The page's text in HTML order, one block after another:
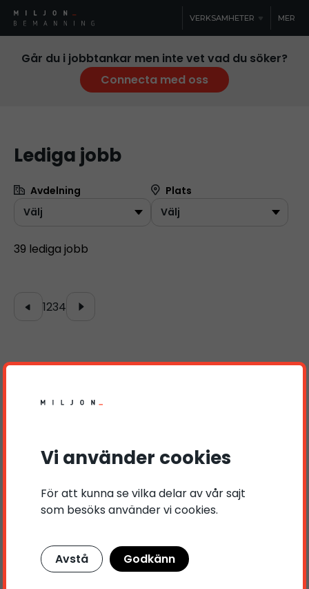
VERKSAMHETER MER
Går du i jobbtankar men inte vet vad du söker?
Connecta med oss
Lediga jobb
Avdelning Plats
39 lediga jobb
1234
Vi använder cookies
För att kunna se vilka delar av vår sajt
som besöks använder vi cookies.
Avstå Godkänn